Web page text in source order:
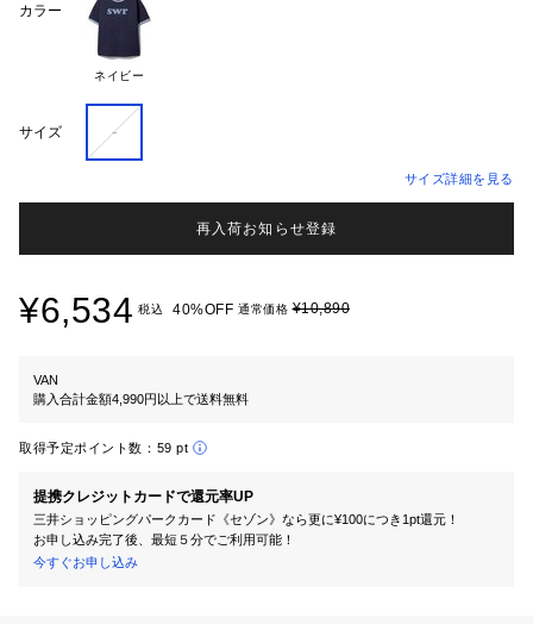
カラー
ネイビー
サイズ -
サイズ詳細を見る
再入荷お知らせ登録
¥6,534 税込 40%OFF 通常価格¥10,890
VAN
購入合計金額4,990円以上で送料無料
取得予定ポイント数： 59 pt
提携クレジットカードで還元率UP
三井ショッピングパークカード《セゾン》なら更に¥100につき1pt還元！
お申し込み完了後、最短５分でご利用可能！
今すぐお申し込み